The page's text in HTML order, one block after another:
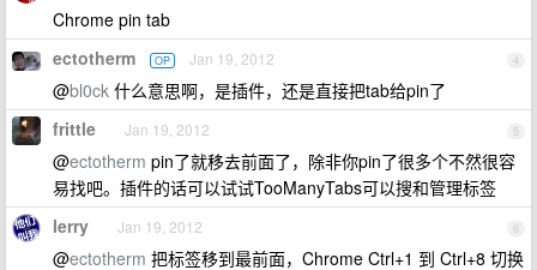
Chrome pin tab
4
ectotherm OP Jan 19, 2012
@bl0ck 什么意思啊，是插件，还是直接把tab给pin了
5
frittle Jan 19, 2012
@ectotherm pin了就移去前面了，除非你pin了很多个不然很容
易找吧。插件的话可以试试TooManyTabs可以搜和管理标签
6
lerry Jan 19, 2012
@ectotherm 把标签移到最前面，Chrome Ctrl+1 到 Ctrl+8 切换